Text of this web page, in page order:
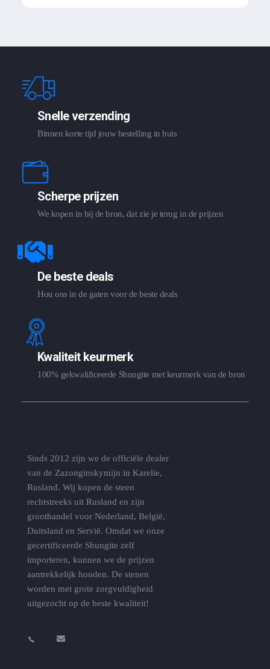
Snelle verzending
Binnen korte tijd jouw bestelling in huis
Scherpe prijzen
We kopen in bij de bron, dat zie je terug in de prijzen
De beste deals
Hou ons in de gaten voor de beste deals
Kwaliteit keurmerk
100% gekwalificeerde Shungite met keurmerk van de bron
Sinds 2012 zijn we de officiële dealer
van de Zazonginskymijn in Karelie,
Rusland. Wij kopen de steen
rechtstreeks uit Rusland en zijn
groothandel voor Nederland, België,
Duitsland en Servië. Omdat we onze
gecertificeerde Shungite zelf
importeren, kunnen we de prijzen
aantrekkelijk houden. De stenen
worden met grote zorgvuldigheid
uitgezocht op de beste kwaliteit!